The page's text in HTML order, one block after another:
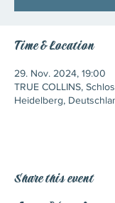
Time & Location
29. Nov. 2024, 19:00
TRUE COLLINS,
Heidelberg,
Share this event